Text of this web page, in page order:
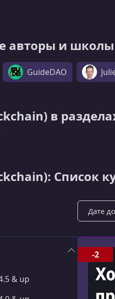
авторы и школы
GuideDAO
в
Список
& up
-2